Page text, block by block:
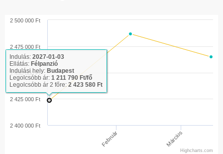
Február Március
2 500 000 Ft
2 400 000 Ft
2 425 000 Ft
2 450 000 Ft
2 475 000 Ft
Highcharts.com
Indulás: 2027-01-03
Ellátás: Félpanzió
Indulási hely: Budapest
Legolcsóbb ár: 1 211 790 Ft/fő
Legolcsóbb ár 2 főre:2 423 580 Ft